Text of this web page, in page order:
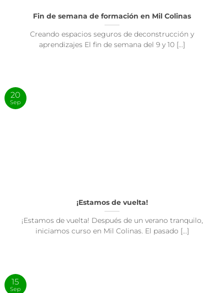
Fin de semana de formación en Mil Colinas
Creando espacios seguros de deconstrucción y
aprendizajes El fin de semana del 9 y 10 [...]
¡Estamos de vuelta!
¡Estamos de vuelta! Después de un verano tranquilo,
iniciamos curso en Mil Colinas. El pasado [...]
20
Sep
15
Sep